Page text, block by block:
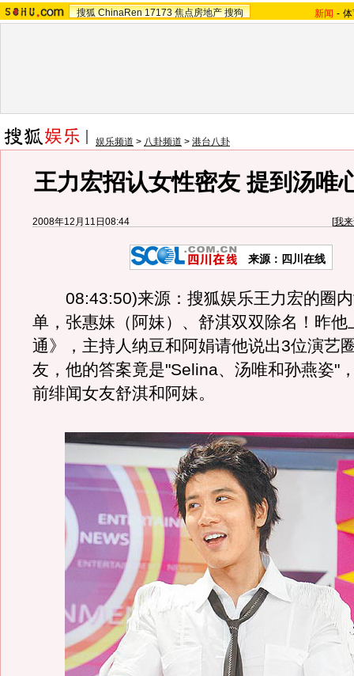
搜狐 ChinaRen 17173 焦点房地产 搜狗 新闻 -
娱乐频道 > 八卦频道 > 港台八卦
王力宏招认女性密友 提到汤唯
2008年12月11日08:44 [我
来源：四川在线
08:43:50)来源：搜狐娱乐王力宏的圈内
单，张惠妹（阿妹）、舒淇双双除名！昨他
通》，主持人纳豆和阿娟请他说出3位演艺
友，他的答案竟是"Selina、汤唯和孙燕姿"
前绯闻女友舒淇和阿妹。